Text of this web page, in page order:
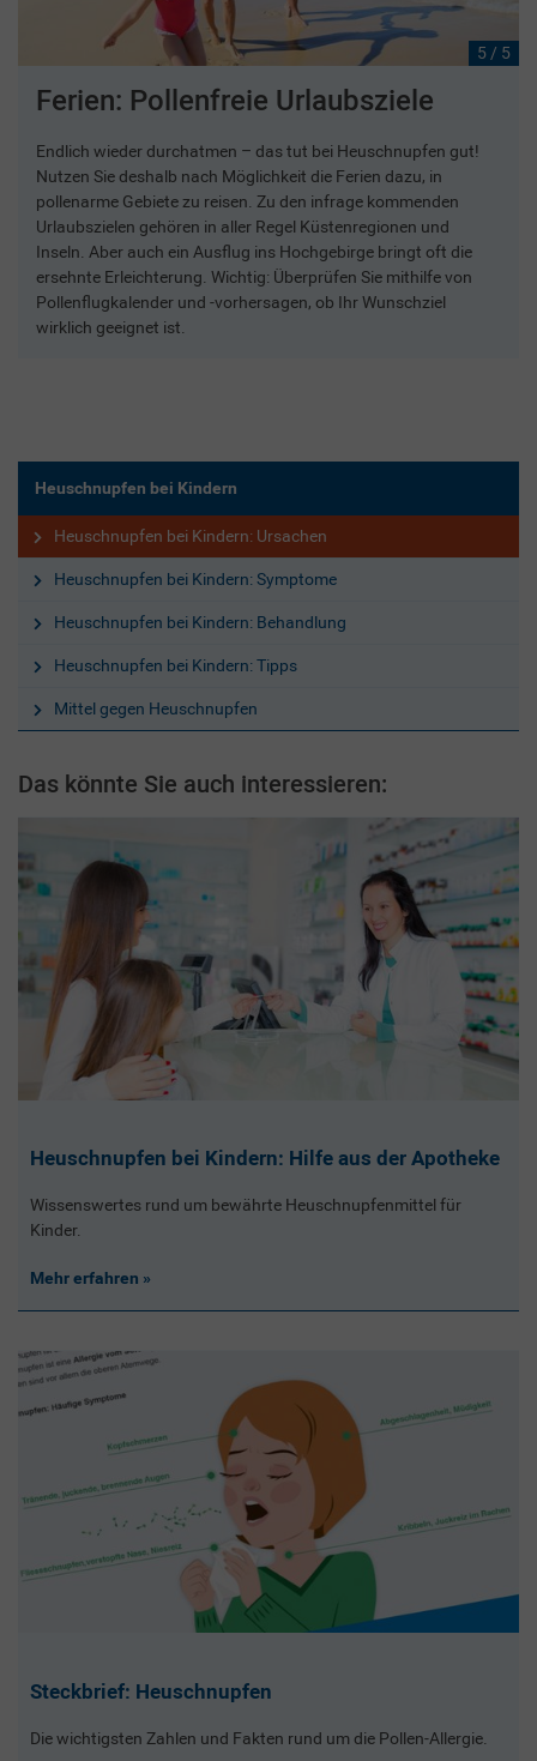
5 / 5
Ferien: Pollenfreie Urlaubsziele
Endlich wieder durchatmen – das tut bei Heuschnupfen gut!
Nutzen Sie deshalb nach Möglichkeit die Ferien dazu, in
pollenarme Gebiete zu reisen. Zu den infrage kommenden
Urlaubszielen gehören in aller Regel Küstenregionen und
Inseln. Aber auch ein Ausflug ins Hochgebirge bringt oft die
ersehnte Erleichterung. Wichtig: Überprüfen Sie mithilfe von
Pollenflugkalender und -vorhersagen, ob Ihr Wunschziel
wirklich geeignet ist.
Heuschnupfen bei Kindern
Heuschnupfen bei Kindern: Ursachen
Heuschnupfen bei Kindern: Symptome
Heuschnupfen bei Kindern: Behandlung
Heuschnupfen bei Kindern: Tipps
Mittel gegen Heuschnupfen
Das könnte Sie auch interessieren:
Heuschnupfen bei Kindern: Hilfe aus der Apotheke
Wissenswertes rund um bewährte Heuschnupfenmittel für
Kinder.
Mehr erfahren
Steckbrief: Heuschnupfen
Die wichtigsten Zahlen und Fakten rund um die Pollen-Allergie.